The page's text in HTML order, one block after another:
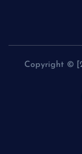
Copyright ©